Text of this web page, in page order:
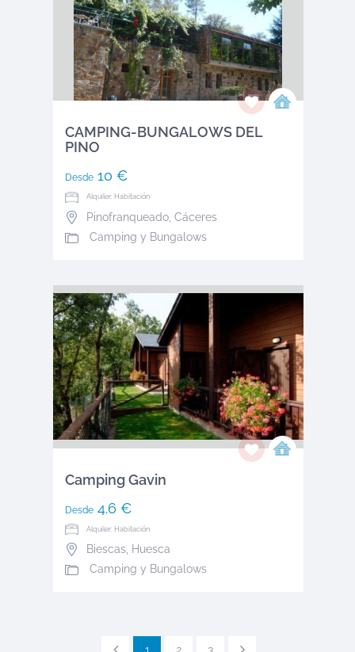
CAMPING-BUNGALOWS DEL
PINO
Desde10 €
Alquiler: Habitación
Pinofranqueado, Cáceres
Camping y Bungalows
Camping Gavin
Desde4.6 €
Alquiler: Habitación
Biescas, Huesca
Camping y Bungalows
1 2 3